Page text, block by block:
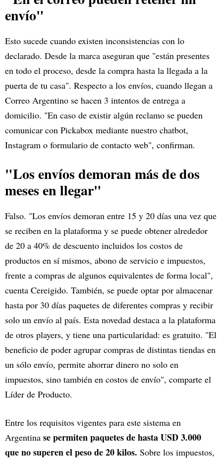
envío"
Esto sucede cuando existen inconsistencias con lo
declarado. Desde la marca aseguran que "están presentes
en todo el proceso, desde la compra hasta la llegada a la
puerta de tu casa". Respecto a los envíos, cuando llegan a
Correo Argentino se hacen 3 intentos de entrega a
domicilio. "En caso de existir algún reclamo se pueden
comunicar con Pickabox mediante nuestro chatbot,
Instagram o formulario de contacto web", confirman.
"Los envíos demoran más de dos
meses en llegar"
Falso. "Los envíos demoran entre 15 y 20 días una vez que
se reciben en la plataforma y se puede obtener alrededor
de 20 a 40% de descuento incluidos los costos de
productos en sí mismos, abono de servicio e impuestos,
frente a compras de algunos equivalentes de forma local",
cuenta Cereigido. También, se puede optar por almacenar
hasta por 30 días paquetes de diferentes compras y recibir
solo un envío al país. Esta novedad destaca a la plataforma
de otros players, y tiene una particularidad: es gratuito. "El
beneficio de poder agrupar compras de distintas tiendas en
un sólo envío, permite ahorrar dinero no solo en
impuestos, sino también en costos de envío", comparte el
Líder de Producto.
Entre los requisitos vigentes para este sistema en
Argentina se permiten paquetes de hasta USD 3.000
que no superen el peso de 20 kilos. Sobre los impuestos,